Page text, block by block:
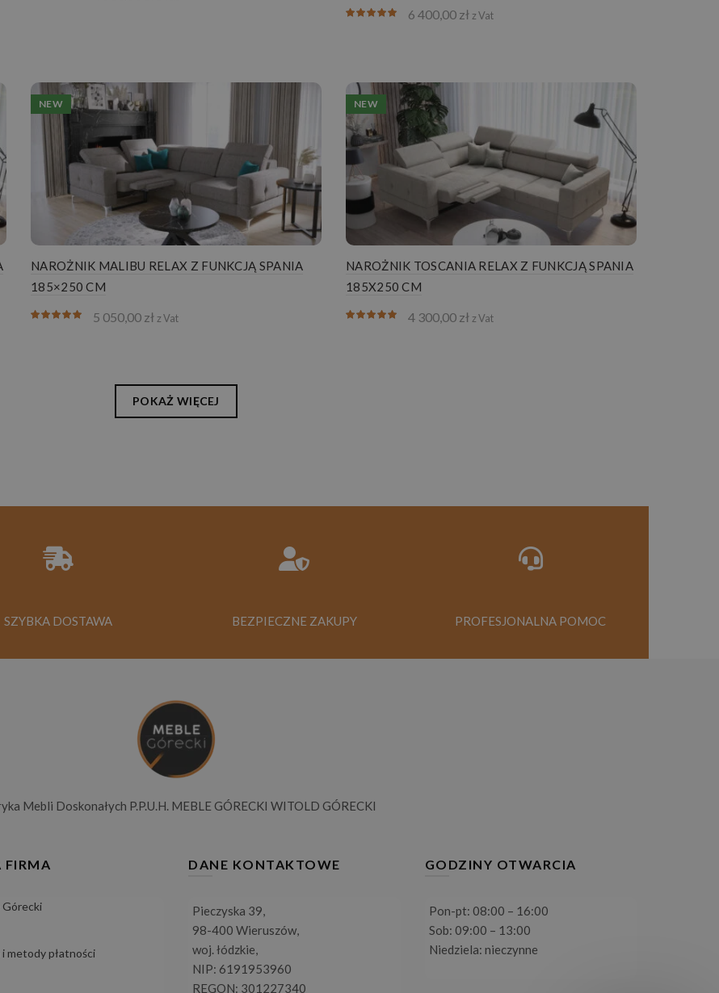
6 400,00 złz Vat
NEW
NAROŻNIK MALIBU RELAX Z FUNKCJĄ SPANIA
185×250 CM
5 050,00 zł z Vat
NEW
NAROŻNIK TOSCANIA RELAX Z FUNKCJĄ SPANIA
185X250 CM
4 300,00 zł z Vat
POKAŻ WIĘCEJ
SZYBKA DOSTAWA BEZPIECZNE ZAKUPY PROFESJONALNA POMOC
Mebli Doskonałych P.P.U.H. MEBLE GÓRECKI WITOLD GÓRECKI
FIRMA
i metody płatności
DANE KONTAKTOWE
Pieczyska 39,
98-400 Wieruszów,
woj. łódzkie,
NIP: 6191953960
REGON: 301227340
GODZINY OTWARCIA
Pon-pt: 08:00 – 16:00
Sob: 09:00 – 13:00
Niedziela: nieczynne